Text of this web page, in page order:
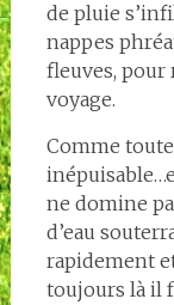
de pluie
nappes
fleuves, pour
voyage.
Comme
ne domine
d’eau
rapidement
toujours là il